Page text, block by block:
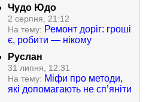
Чудо Юдо
2 серпня, 21:12
На тему: Ремонт доріг: гроші
є, робити — нікому
Руслан
31 липня, 12:31
На тему: Міфи про методи,
які допомагають не сп’яніти